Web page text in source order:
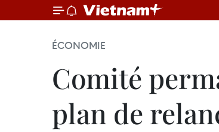
ÉCONOMIE
Comité
plan de